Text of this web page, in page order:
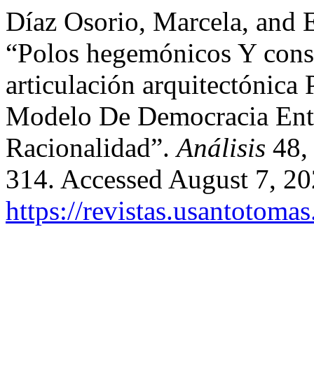
Díaz Osorio, Marcela, and
“Polos hegemónicos Y
articulación arquitectónica
Modelo De Democracia
Racionalidad”.Análisis
314. Accessed August 7,
https://